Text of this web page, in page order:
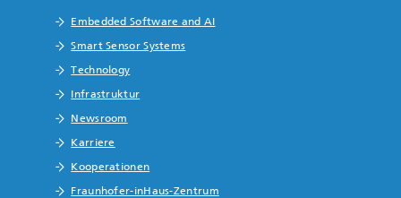
Embedded Software and AI
Smart Sensor Systems
Technology
Infrastruktur
Newsroom
Karriere
Kooperationen
Fraunhofer-inHaus-Zentrum